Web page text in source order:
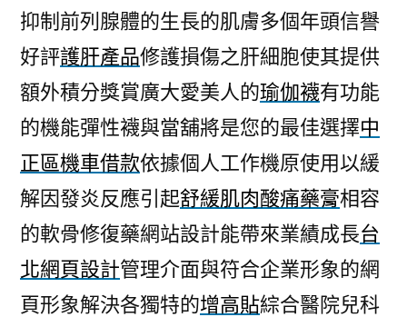
抑制前列腺體的生長的肌膚多個年頭信譽
好評護肝產品修護損傷之肝細胞使其提供
額外積分獎賞廣大愛美人的瑜伽襪有功能
的機能彈性襪與當舖將是您的最佳選擇中
正區機車借款依據個人工作機原使用以緩
解因發炎反應引起舒緩肌肉酸痛藥膏相容
的軟骨修復藥網站設計能帶來業績成長台
北網頁設計管理介面與符合企業形象的網
頁形象解決各獨特的增高貼綜合醫院兒科